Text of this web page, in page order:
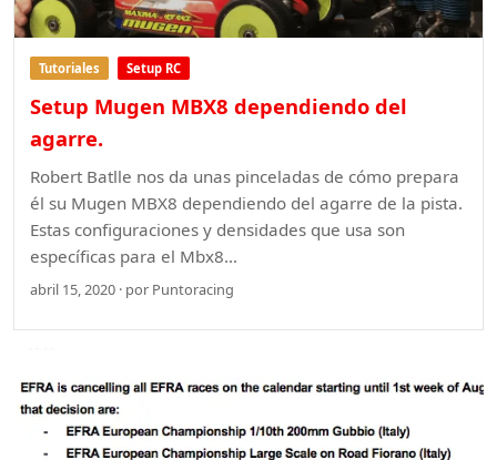
Tutoriales Setup RC
Setup Mugen MBX8 dependiendo del
agarre.
Robert Batlle nos da unas pinceladas de cómo prepara
él su Mugen MBX8 dependiendo del agarre de la pista.
Estas configuraciones y densidades que usa son
específicas para el Mbx8…
abril 15, 2020 · por Puntoracing